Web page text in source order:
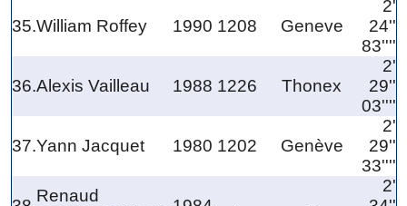
35.William Roffey 1990 1208 Geneve
2'
24''
83''''
36.Alexis Vailleau 1988 1226 Thonex
2'
29''
03''''
37.Yann Jacquet 1980 1202 Genève
2'
29''
33''''
Renaud
2'